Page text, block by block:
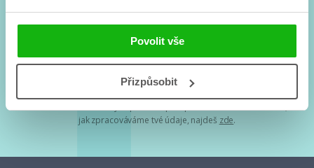
Povolit vše
Přizpůsobit
Souhlasím spodmínkami zpracování osobních údajů
Tvá e-mailová adresa je u nás v bezpečí. Přečti si
jak zpracováváme tvé údaje, najdeš zde.